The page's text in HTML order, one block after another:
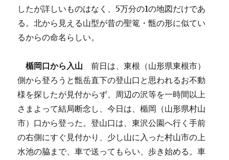
したが詳しいものはなく、5万分の1の地図だけであ
る。北から見える山型が昔の聖篭・甑の形に似てい
るからの命名らしい。
楯岡口から入山 前日は、東根（山形県東根市）
側から登ろうと甑岳直下の登山口と思われるお不動
様を探したが見付からず、周辺の沢等を一時間以上
さまよって結局断念し、今日は、楯岡（山形県村山
市）口から登った。登山口は、東沢公園へ行く手前
の右側にすぐ見付かり、少し山に入った村山市の上
水池の脇まで、車で送ってもらい、歩き始める。車